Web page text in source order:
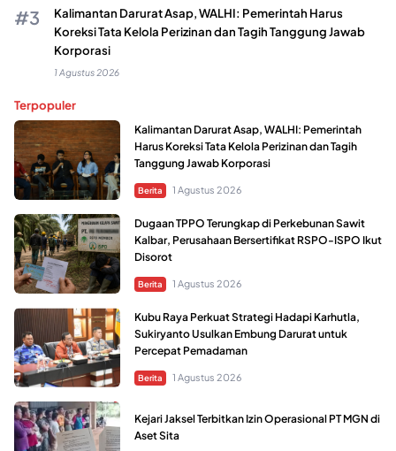
Kalimantan Darurat Asap, WALHI: Pemerintah Harus
Koreksi Tata Kelola Perizinan dan Tagih Tanggung Jawab
Korporasi
1 Agustus 2026
Terpopuler
Kalimantan Darurat Asap, WALHI: Pemerintah
Harus Koreksi Tata Kelola Perizinan dan Tagih
Tanggung Jawab Korporasi
Berita 1 Agustus 2026
Dugaan TPPO Terungkap di Perkebunan Sawit
Kalbar, Perusahaan Bersertifikat RSPO-ISPO Ikut
Disorot
Berita 1 Agustus 2026
Kubu Raya Perkuat Strategi Hadapi Karhutla,
Sukiryanto Usulkan Embung Darurat untuk
Percepat Pemadaman
Berita 1 Agustus 2026
Kejari Jaksel Terbitkan Izin Operasional PT MGN di
Aset Sita